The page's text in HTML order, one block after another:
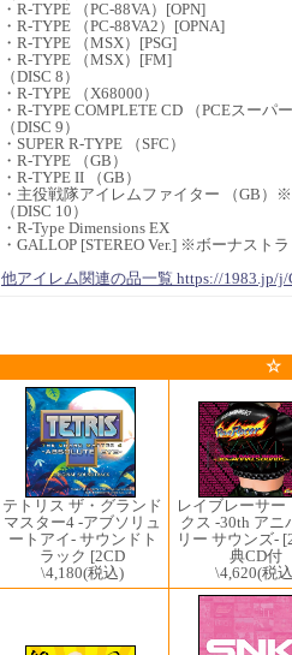
・R-TYPE （PC-88VA）[OPN]
・R-TYPE （PC-88VA2）[OPNA]
・R-TYPE （MSX）[PSG]
・R-TYPE （MSX）[FM]
（DISC 8）
・R-TYPE （X68000）
・R-TYPE COMPLETE CD （PCEスーパ
（DISC 9）
・SUPER R-TYPE （SFC）
・R-TYPE （GB）
・R-TYPE II （GB）
・主役戦隊アイレムファイター （GB）
（DISC 10）
・R-Type Dimensions EX
・GALLOP [STEREO Ver.] ※ボーナスト
他アイレム関連の品一覧 https://1983.jp/j/
☆
テトリス ザ・グランド
マスター4 -アブソリュ
ートアイ- サウンドト
ラック [2CD
\4,180(税込)
レイブレーサー
クス -30th アニ
リー サウンズ-
典CD付
\4,620(税